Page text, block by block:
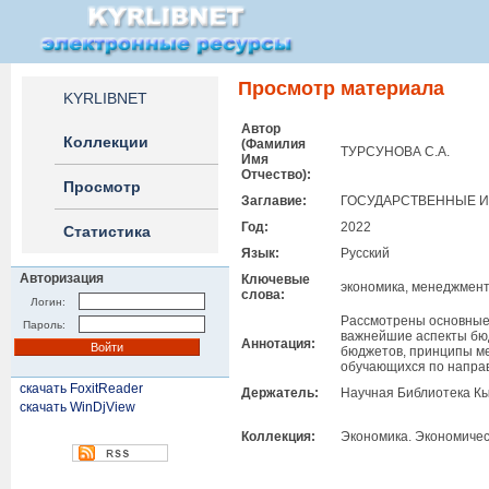
KYRLIBNET
Коллекции
Просмотр
Статистика
Авторизация
Логин:
Пароль:
скачать FoxitReader
скачать WinDjView
Просмотр материала
Автор
(Фамилия
Имя
Отчество):
ТУРСУНОВА С.А.
Заглавие:
ГОСУДАРСТВЕННЫЕ
Год:
2022
Язык:
Русский
Ключевые
слова:
экономика,
Аннотация:
Рассмотрены
важнейшие аспекты
бюджетов, принципы
обучающихся по
Держатель:
Научная Библиотека
Коллекция: Экономика.